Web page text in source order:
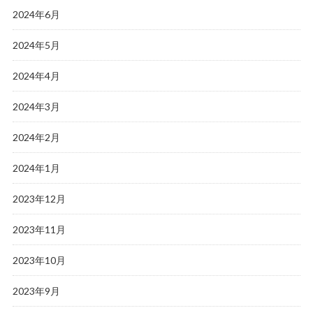
2024年6月
2024年5月
2024年4月
2024年3月
2024年2月
2024年1月
2023年12月
2023年11月
2023年10月
2023年9月